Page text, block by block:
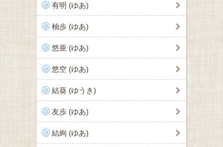
有明 (ゆあ)
柚歩 (ゆあ)
悠亜 (ゆあ)
悠空 (ゆあ)
結葵 (ゆうき)
友歩 (ゆあ)
結絢 (ゆあ)